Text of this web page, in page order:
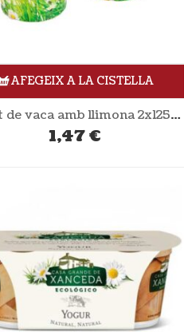
AFEGEIX A LA CISTELLA
Iogurt de vaca amb llimona 2x125gr NATURLAN
1,47€